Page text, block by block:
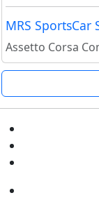
MRS SportsCar
Assetto Corsa